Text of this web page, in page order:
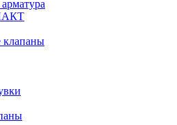
клапаны